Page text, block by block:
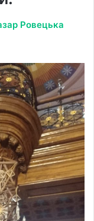
Ровецька